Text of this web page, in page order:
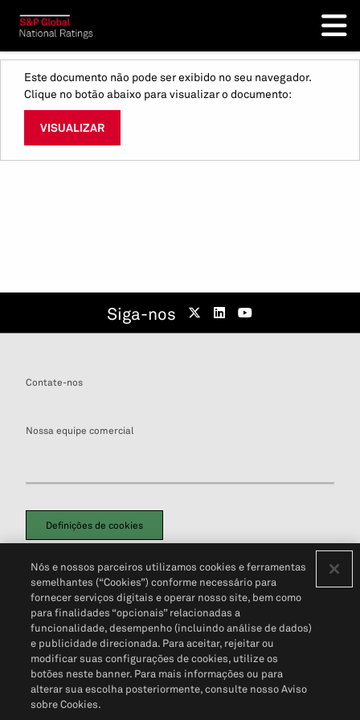
Este documento não pode ser exibido no seu navegador.
Clique no botão abaixo para visualizar o documento:
VISUALIZAR
Siga-nos
Contate-nos
Nossa equipe comercial
Definições de cookies
Política de PrivacidadePortal de privacidade do cliente (em inglês)
Não Venda Minhas Informações Pessoais© 2026 S&P Global
Nós e nossos parceiros utilizamos cookies e ferramentas
semelhantes (“Cookies”) conforme necessário para
fornecer serviços digitais e operar nosso site, bem como
para finalidades “opcionais” relacionadas a
funcionalidade, desempenho (incluindo análise de dados)
e publicidade direcionada. Para aceitar, rejeitar ou
modificar suas configurações de cookies, utilize os
botões neste banner. Para mais informações ou para
alterar sua escolha posteriormente, consulte nosso Aviso
sobre Cookies.